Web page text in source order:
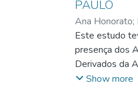
PAULO
Ana Honorato;
Souza;Prof.
Dra. Sandra
Lucio Omar
Este estudo
presença dos
Derivados da
perspectiva
Show more